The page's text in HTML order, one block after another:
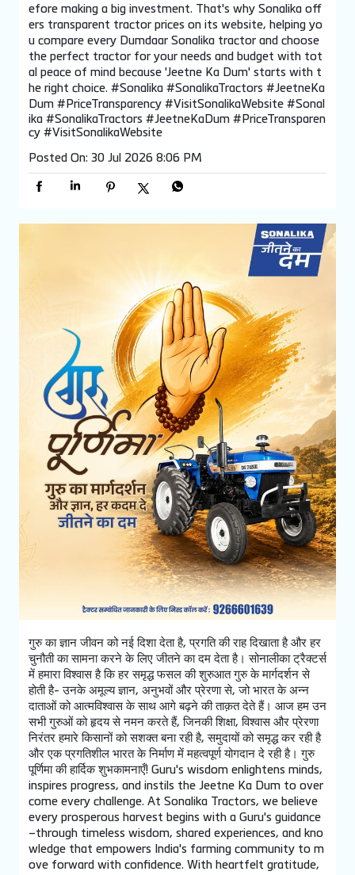
efore making a big investment. That's why Sonalika off
ers transparent tractor prices on its website, helping yo
u compare every Dumdaar Sonalika tractor and choose
the perfect tractor for your needs and budget with tot
al peace of mind because 'Jeetne Ka Dum' starts with t
he right choice. #Sonalika #SonalikaTractors #JeetneKa
Dum #PriceTransparency #VisitSonalikaWebsite #Sonal
ika #SonalikaTractors #JeetneKaDum #PriceTransparen
cy #VisitSonalikaWebsite
Posted On: 30 Jul 2026 8:06 PM
गुरु का ज्ञान जीवन को नई दिशा देता है, प्रगति की राह दिखाता है और हर
चुनौती का सामना करने के लिए जीतने का दम देता है। सोनालीका ट्रैक्टर्स
में हमारा विश्वास है कि हर समृद्ध फसल की शुरुआत गुरु के मार्गदर्शन से
होती है- उनके अमूल्य ज्ञान, अनुभवों और प्रेरणा से, जो भारत के अन्न
दाताओं को आत्मविश्वास के साथ आगे बढ़ने की ताक़त देते हैं। आज हम उन
सभी गुरुओं को हृदय से नमन करते हैं, जिनकी शिक्षा, विश्वास और प्रेरणा
निरंतर हमारे किसानों को सशक्त बना रही है, समुदायों को समृद्ध कर रही है
और एक प्रगतिशील भारत के निर्माण में महत्वपूर्ण योगदान दे रही है। गुरु
पूर्णिमा की हार्दिक शुभकामनाएँ! Guru's wisdom enlightens minds,
inspires progress, and instils the Jeetne Ka Dum to over
come every challenge. At Sonalika Tractors, we believe
every prosperous harvest begins with a Guru's guidance
–through timeless wisdom, shared experiences, and kno
wledge that empowers India's farming community to m
ove forward with confidence. With heartfelt gratitude,